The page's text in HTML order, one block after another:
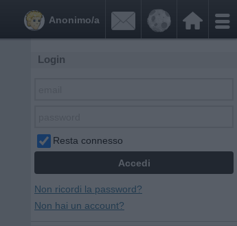


Anonimo/a
Login
Resta connesso
Non ricordi la password?
Non hai un account?